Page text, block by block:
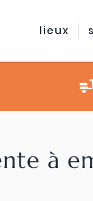
lieux
à